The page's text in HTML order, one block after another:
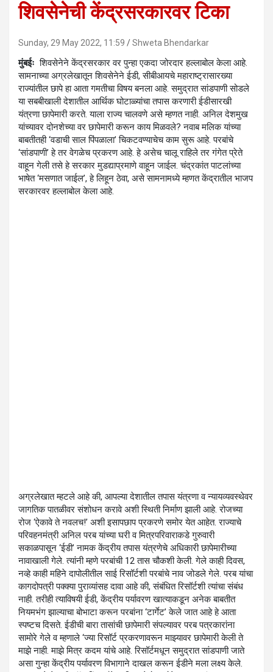
शिवसेनेची केंद्रसरकारवर टिका
Sunday, 29 May 2022, 11:59 Shweta Bhendarkar
मुंबईः शिवसेनेने केंद्रसरकार वर पुन्हा एकदा जोरदार हल्लाबोल केला आहे.
सामनाच्या अग्रलेखातून शिवसेनेने ईडी, सीबीआयचे महाराष्ट्रासारख्या
राज्यांतील छापे हा आता गमतीचा विषय बनला आहे. समुद्रात सांडपाणी सोडले
या सबबीखाली देशातील आर्थिक घोटाळ्यांचा तपास करणारी ईडीसारखी
यंत्रणा छापेमारी करते. याला राज्य चालवणे असे म्हणत नाही. अनिल देशमुख
यांच्यावर दोनशेच्या वर छापेमारी करून काय मिळवले? नवाब मलिक यांच्या
बाबतीतही ‘वडाची साल पिंपळाला’ चिकटवण्याचेच काम सुरू आहे. परबांचे
‘सांडपाणी’ हे तर वेगळेच प्रकरण आहे. हे असेच चालू राहिले तर गंगेत प्रेते
वाहून गेली तसे हे सरकार मुडद्याप्रमाणे वाहून जाईल. चंद्रकांत पाटलांच्या
भाषेत ‘मसणात जाईल’, हे लिहून ठेवा, असे सामनामध्ये म्हणत केंद्रातील भाजप
सरकारवर हल्लाबोल केला आहे.
अग्रलेखात म्हटले आहे की, आपल्या देशातील तपास यंत्रणा व न्यायव्यवस्थेवर
जागतिक पातळीवर संशोधन करावे अशी स्थिती निर्माण झाली आहे. रोजच्या
रोज ‘ऐकावे ते नवलच!’ अशी इसापछाप प्रकरणे समोर येत आहेत. राज्याचे
परिवहनमंत्री अनिल परब यांच्या घरी व मित्रपरिवाराकडे गुरुवारी
सकाळपासून ‘ईडी’ नामक केंद्रीय तपास यंत्रणेचे अधिकारी छापेमारीच्या
नावाखाली गेले. त्यांनी म्हणे परबांची 12 तास चौकशी केली. गेले काही दिवस,
नव्हे काही महिने दापोलीतील साई रिसॉर्टशी परबांचे नाव जोडले गेले. परब यांचा
कागदोपत्री पक्क्या पुराव्यांसह दावा आहे की, संबंधित रिसॉर्टशी त्यांचा संबंध
नाही. तरीही त्याविषयी ईडी, केंद्रीय पर्यावरण खात्याकडून अनेक बाबतीत
नियमभंग झाल्याचा बोभाटा करून परबांना ‘टार्गेट’ केले जात आहे हे आता
स्पष्टच दिसते. ईडीची बारा तासांची छापेमारी संपल्यावर परब पत्रकारांना
सामोरे गेले व म्हणाले ‘ज्या रिसॉर्ट प्रकरणावरून माझ्यावर छापेमारी केली ते
माझे नाही. माझे मित्र कदम यांचे आहे. रिसॉर्टमधून समुद्रात सांडपाणी जाते
असा गुन्हा केंद्रीय पर्यावरण विभागाने दाखल करून ईडीने मला लक्ष्य केले.